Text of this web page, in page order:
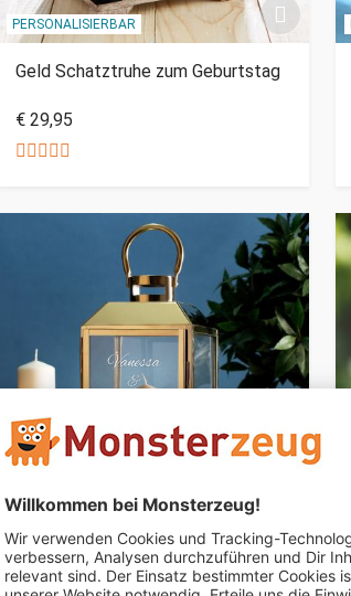
PERSONALISIERBAR
Geld Schatztruhe zum Geburtstag
€ 29,95
PERSONALISIERBAR
Gold Laterne zur Hochzeit